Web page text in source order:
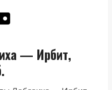
— Ирбит,